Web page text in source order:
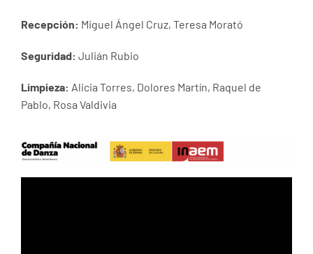
Recepción: Miguel Ángel Cruz, Teresa Morató
Seguridad: Julián Rubio
Limpieza: Alicia Torres, Dolores Martín, Raquel de
Pablo, Rosa Valdivia